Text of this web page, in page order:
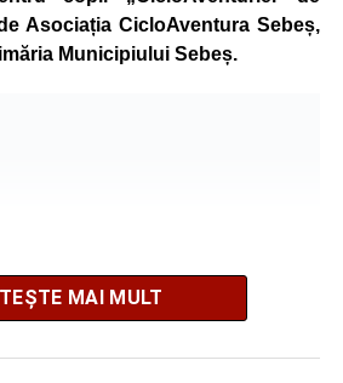
Asociația CicloAventura Sebeș,
Municipiului Sebeș.
MAI MULT